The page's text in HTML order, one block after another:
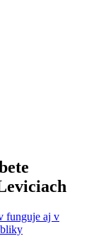
funguje aj v